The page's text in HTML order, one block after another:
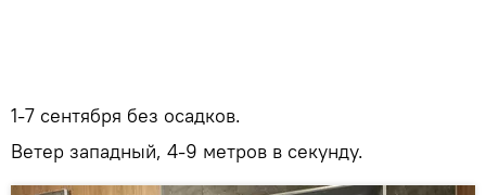
1-7 сентября без осадков.
Ветер западный, 4-9 метров в секунду.